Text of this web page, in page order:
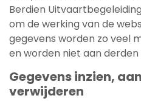
Berdien
om de werking van de
gegevens worden zo veel
en worden niet aan
Gegevens inzien,
verwijderen